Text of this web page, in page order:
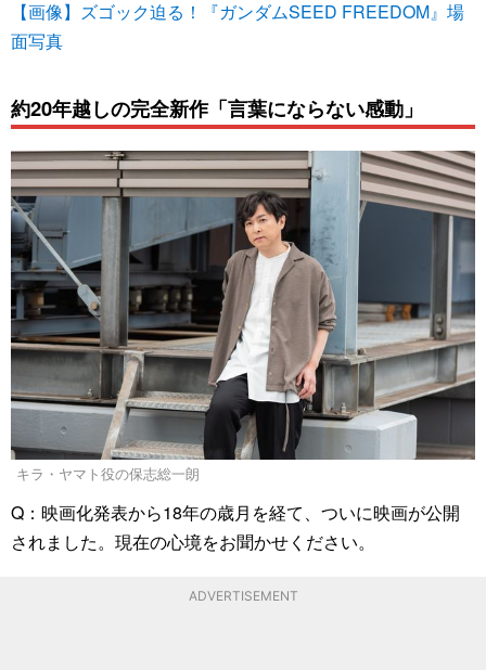
【画像】ズゴック迫る！『ガンダムSEED FREEDOM』場
面写真
約20年越しの完全新作「言葉にならない感動」
キラ・ヤマト役の保志総一朗
Q：映画化発表から18年の歳月を経て、ついに映画が公開
されました。現在の心境をお聞かせください。
ADVERTISEMENT